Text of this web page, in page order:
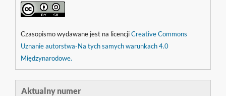
Czasopismo wydawane jest na licencjiCreative Commons
Uznanie autorstwa-Na tych samych warunkach 4.0
Międzynarodowe.
Aktualny numer